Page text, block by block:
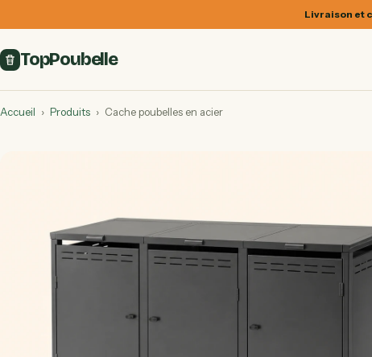
Livraison et
TopPoubelle
Accueil › Produits › Cache poubelles en acier